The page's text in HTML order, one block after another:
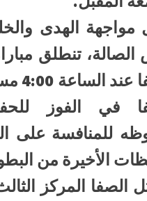
مواجهة الهدى
تنطلق
في الفوز
للمنافسة على
الأخيرة من
الصفا المركز